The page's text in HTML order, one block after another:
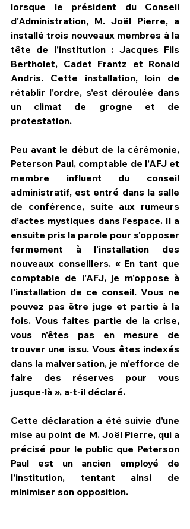
lorsque le président du Conseil
d'Administration, M. Joël Pierre, a
installé trois nouveaux membres à la
tête de l'institution : Jacques Fils
Bertholet, Cadet Frantz et Ronald
Andris. Cette installation, loin de
rétablir l'ordre, s'est déroulée dans
un climat de grogne et de
protestation.
Peu avant le début de la cérémonie,
Peterson Paul, comptable de l'AFJ et
membre influent du conseil
administratif, est entré dans la salle
de conférence, suite aux rumeurs
d’actes mystiques dans l’espace. Il a
ensuite pris la parole pour s'opposer
fermement à l'installation des
nouveaux conseillers. « En tant que
comptable de l'AFJ, je m'oppose à
l'installation de ce conseil. Vous ne
pouvez pas être juge et partie à la
fois. Vous faites partie de la crise,
vous n'êtes pas en mesure de
trouver une issu. Vous êtes indexés
dans la malversation, je m'efforce de
faire des réserves pour vous
jusque-là », a-t-il déclaré.
Cette déclaration a été suivie d'une
mise au point de M. Joël Pierre, qui a
précisé pour le public que Peterson
Paul est un ancien employé de
l'institution, tentant ainsi de
minimiser son opposition.